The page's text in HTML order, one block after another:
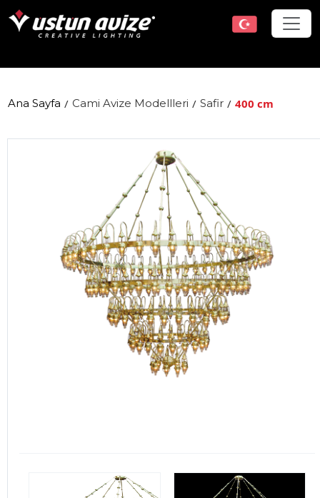
Ana Sayfa / Cami Avize Modellleri / Safir / 400 cm